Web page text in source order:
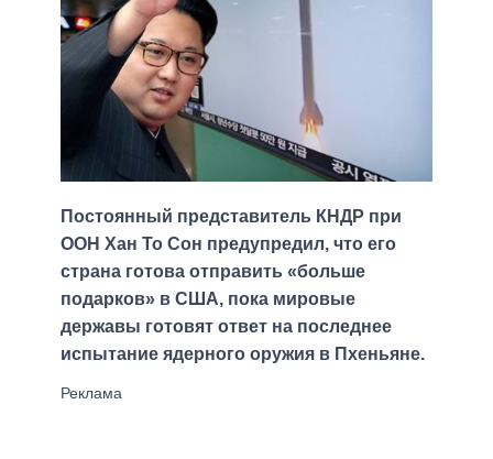
Постоянный представитель КНДР при
ООН Хан То Сон предупредил, что его
страна готова отправить «больше
подарков» в США, пока мировые
державы готовят ответ на последнее
испытание ядерного оружия в Пхеньяне.